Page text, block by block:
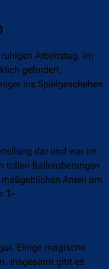
Arbeitstag, im
gefordert.
ins Spielgeschehen
dar und war im
tollen Balleroberungen
Anteil am
1-
Einige magische
insgesamt gibt es